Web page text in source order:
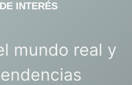
INTERÉS
mundo real y